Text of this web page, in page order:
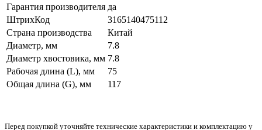
Гарантия производителя да
ШтрихКод
3165140475112
Страна производства
Китай
Диаметр, мм
7.8
Диаметр хвостовика, мм 7.8
Рабочая длина (L), мм
75
Общая длина (G), мм
117
Перед покупкой уточняйте технические характеристики и комплектацию у